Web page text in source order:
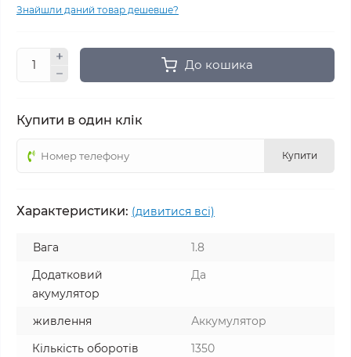
Знайшли даний товар дешевше?
До кошика
Купити в один клік
Купити
Характеристики: (дивитися всі)
Вага
1.8
Додатковий
акумулятор
Да
живлення
Аккумулятор
Кількість оборотів
1350